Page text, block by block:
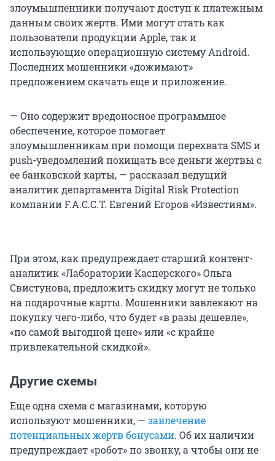
злоумышленники получают доступ к платежным
данным своих жертв. Ими могут стать как
пользователи продукции Apple, так и
использующие операционную систему Android.
Последних мошенники «дожимают»
предложением скачать еще и приложение.
— Оно содержит вредоносное программное
обеспечение, которое помогает
злоумышленникам при помощи перехвата SMS и
push-уведомлений похищать все деньги жертвы с
ее банковской карты, — рассказал ведущий
аналитик департамента Digital Risk Protection
компании F.A.С.С.T. Евгений Егоров «Известиям».
При этом, как предупреждает старший контент-
аналитик «Лаборатории Касперского» Ольга
Свистунова, предложить скидку могут не только
на подарочные карты. Мошенники завлекают на
покупку чего-либо, что будет «в разы дешевле»,
«по самой выгодной цене» или «с крайне
привлекательной скидкой».
Другие схемы
Еще одна схема с магазинами, которую
используют мошенники, — завлечение
потенциальных жертв бонусами. Об их наличии
предупреждает «робот» по звонку, а чтобы они не